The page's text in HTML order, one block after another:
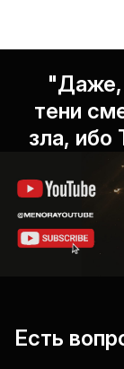
"Даже,
тени
зла, ибо
Есть